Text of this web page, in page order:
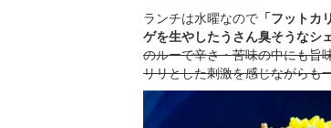
ランチは水曜なので 「フットカ
ゲを生やしたうさん臭そうなシ
のルーで辛さ・苦味の中にも旨
リリとした刺激を感じながらも